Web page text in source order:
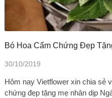
Bó Hoa Cẩm Chứng Đẹp
30/10/2019
Hôm nay Vietflower xin chia sẻ
chứng đẹp tặng mẹ nhân dịp